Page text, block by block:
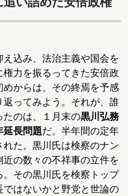
込み、法治主義や国会を
力を振るってきた安倍政
からは、その終焉を予感
返ってみよう。それが、誰
たのは、１月末の黒川弘務
延長問題だ。半年間の定年
た。黒川氏は検察のナン
の数々の不祥事の立件を
。その黒川氏を検察トップ
ではないかと野党と世論の